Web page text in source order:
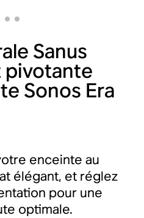
Sanus
pivotante
Sonos Era
enceinte au
élégant, et réglez
pour une
optimale.